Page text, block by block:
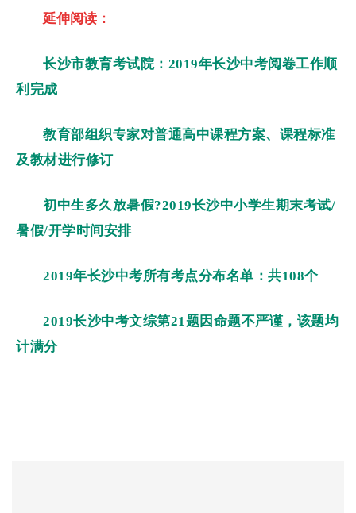
延伸阅读：
长沙市教育考试院：2019年长沙中考阅卷工作顺
利完成
教育部组织专家对普通高中课程方案、课程标准
及教材进行修订
初中生多久放暑假?2019长沙中小学生期末考试/
暑假/开学时间安排
2019年长沙中考所有考点分布名单：共108个
2019长沙中考文综第21题因命题不严谨，该题均
计满分